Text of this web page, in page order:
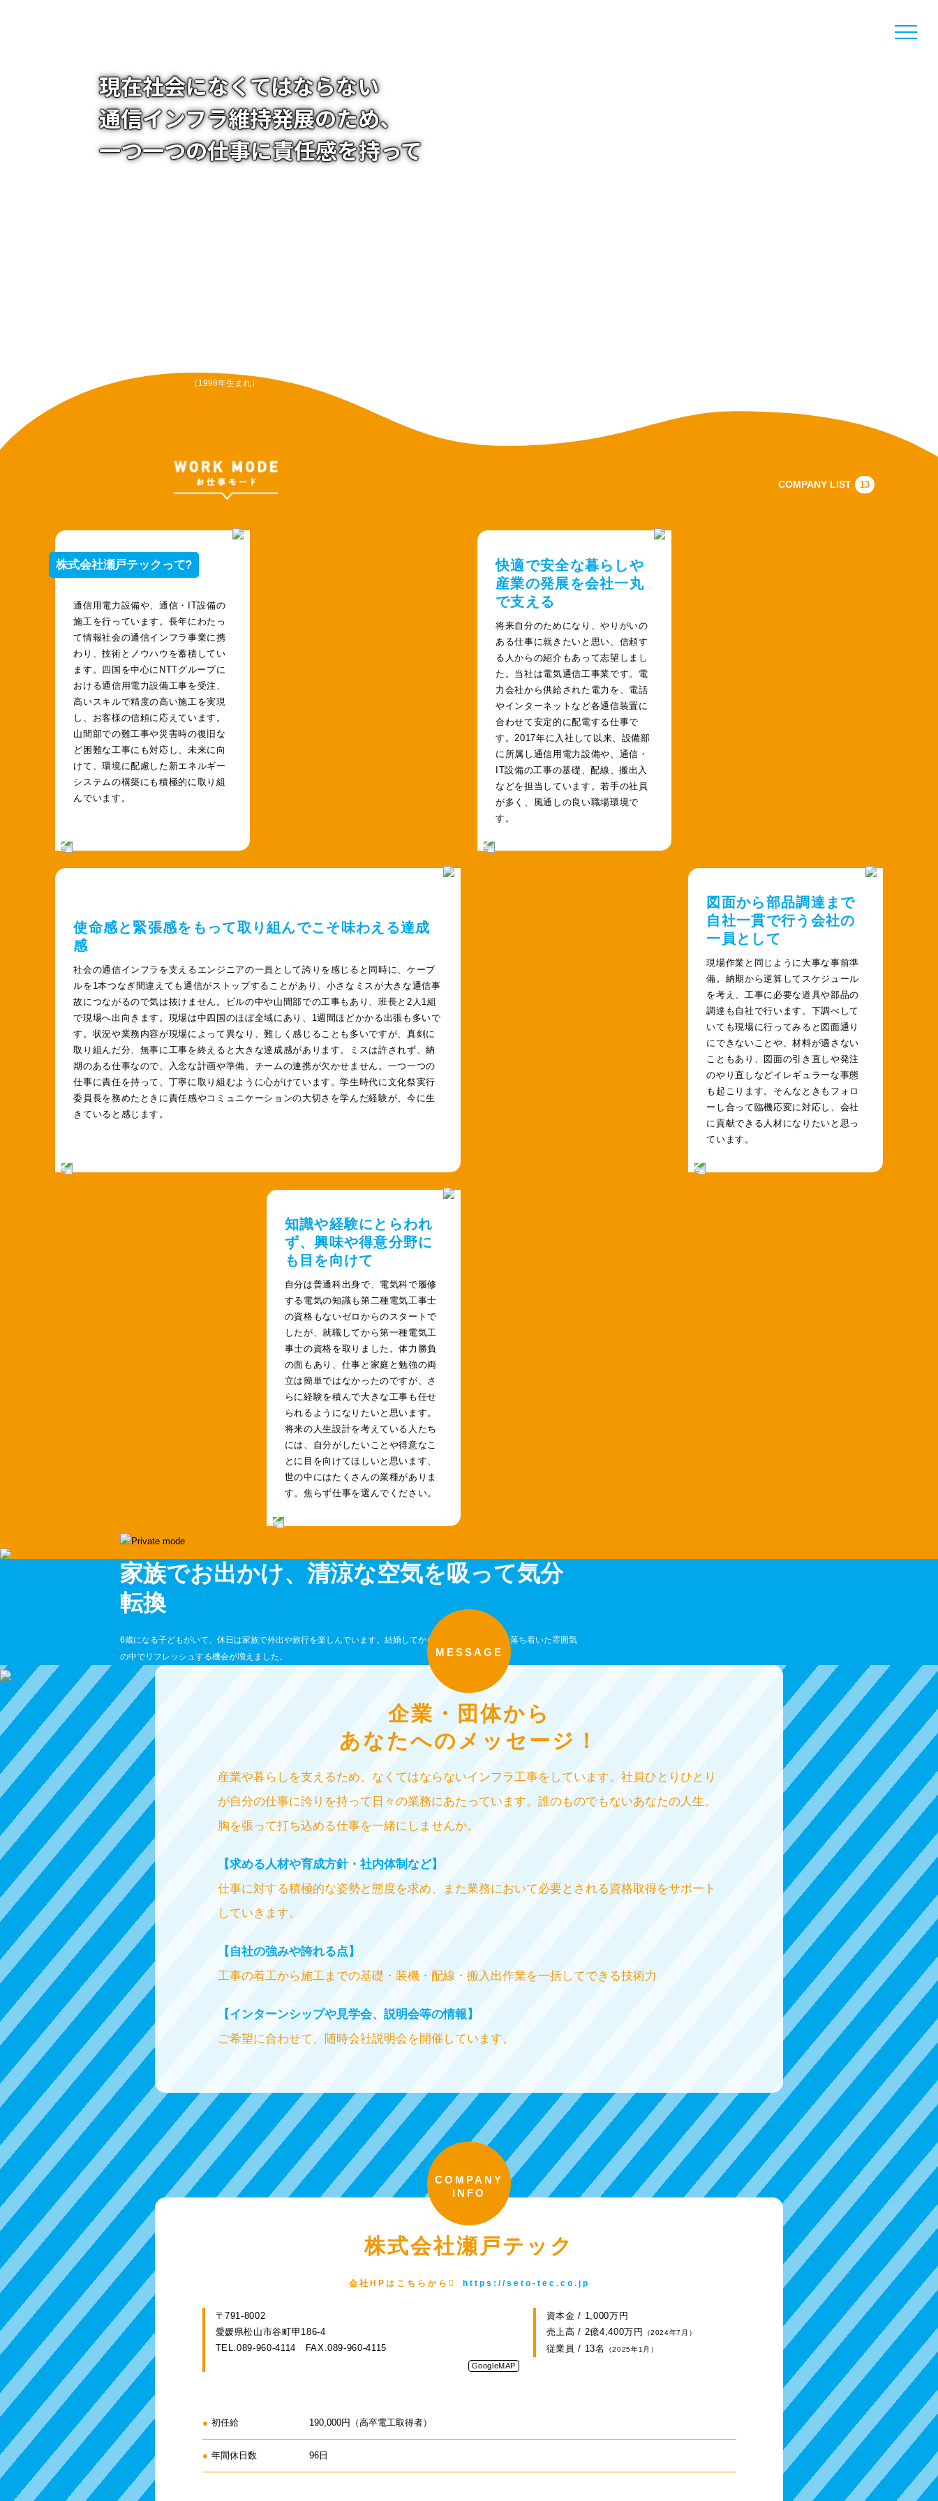
toggle
現在社会になくてはならない
通信インフラ維持発展のため、
一つ一つの仕事に責任感を持って
（1998年生まれ）
COMPANY LIST 13
株式会社瀬戸テックって?
通信用電力設備や、通信・IT設備の
施工を行っています。長年にわたっ
て情報社会の通信インフラ事業に携
わり、技術とノウハウを蓄積してい
ます。四国を中心にNTTグループに
おける通信用電力設備工事を受注、
高いスキルで精度の高い施工を実現
し、お客様の信頼に応えています。
山間部での難工事や災害時の復旧な
ど困難な工事にも対応し、未来に向
けて、環境に配慮した新エネルギー
システムの構築にも積極的に取り組
んでいます。
快適で安全な暮らしや
産業の発展を会社一丸
で支える
将来自分のためになり、やりがいの
ある仕事に就きたいと思い、信頼す
る人からの紹介もあって志望しまし
た。当社は電気通信工事業です。電
力会社から供給された電力を、電話
やインターネットなど各通信装置に
合わせて安定的に配電する仕事で
す。2017年に入社して以来、設備部
に所属し通信用電力設備や、通信・
IT設備の工事の基礎、配線、搬出入
などを担当しています。若手の社員
が多く、風通しの良い職場環境で
す。
使命感と緊張感をもって取り組んでこそ味わえる達成
感
社会の通信インフラを支えるエンジニアの一員として誇りを感じると同時に、ケーブ
ルを1本つなぎ間違えても通信がストップすることがあり、小さなミスが大きな通信事
故につながるので気は抜けません。ビルの中や山間部での工事もあり、班長と2人1組
で現場へ出向きます。現場は中四国のほぼ全域にあり、1週間ほどかかる出張も多いで
す。状況や業務内容が現場によって異なり、難しく感じることも多いですが、真剣に
取り組んだ分、無事に工事を終えると大きな達成感があります。ミスは許されず、納
期のある仕事なので、入念な計画や準備、チームの連携が欠かせません。一つ一つの
仕事に責任を持って、丁寧に取り組むように心がけています。学生時代に文化祭実行
委員長を務めたときに責任感やコミュニケーションの大切さを学んだ経験が、今に生
きていると感じます。
図面から部品調達まで
自社一貫で行う会社の
一員として
現場作業と同じように大事な事前準
備。納期から逆算してスケジュール
を考え、工事に必要な道具や部品の
調達も自社で行います。下調べして
いても現場に行ってみると図面通り
にできないことや、材料が適さない
こともあり、図面の引き直しや発注
のやり直しなどイレギュラーな事態
も起こります。そんなときもフォロ
ーし合って臨機応変に対応し、会社
に貢献できる人材になりたいと思っ
ています。
知識や経験にとらわれ
ず、興味や得意分野に
も目を向けて
自分は普通科出身で、電気科で履修
する電気の知識も第二種電気工事士
の資格もないゼロからのスタートで
したが、就職してから第一種電気工
事士の資格を取りました。体力勝負
の面もあり、仕事と家庭と勉強の両
立は簡単ではなかったのですが、さ
らに経験を積んで大きな工事も任せ
られるようになりたいと思います。
将来の人生設計を考えている人たち
には、自分がしたいことや得意なこ
とに目を向けてほしいと思います、
世の中にはたくさんの業種がありま
す。焦らず仕事を選んでください。
家族でお出かけ、清涼な空気を吸って気分
転換
6歳になる子どもがいて、休日は家族で外出や旅行を楽しんでいます。結婚してから神社やお寺を訪ね、落ち着いた雰囲気
の中でリフレッシュする機会が増えました。
MESSAGE
企業・団体から
あなたへのメッセージ！
産業や暮らしを支えるため、なくてはならないインフラ工事をしています。社員ひとりひとり
が自分の仕事に誇りを持って日々の業務にあたっています。誰のものでもないあなたの人生。
胸を張って打ち込める仕事を一緒にしませんか。
【求める人材や育成方針・社内体制など】
仕事に対する積極的な姿勢と態度を求め、また業務において必要とされる資格取得をサポート
していきます。
【自社の強みや誇れる点】
工事の着工から施工までの基礎・装機・配線・搬入出作業を一括してできる技術力
【インターンシップや見学会、説明会等の情報】
ご希望に合わせて、随時会社説明会を開催しています。
COMPANY
INFO
株式会社瀬戸テック
会社HPはこちらから https://seto-tec.co.jp
〒791-8002
愛媛県松山市谷町甲186-4
TEL.089-960-4114
FAX.089-960-4115
GoogleMAP
資本金 / 1,000万円
売上高 / 2億4,400万円
（2024年7月）
従業員 / 13名 （2025年1月）
● 初任給 190,000円（高卒電工取得者）
● 年間休日数 96日